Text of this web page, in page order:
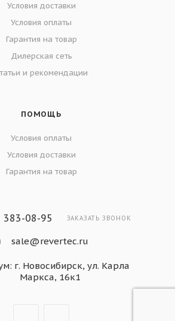
Условия доставки
Условия оплаты
Гарантия на товар
Дилерская сеть
и рекомендации
ПОМОЩЬ
Условия оплаты
Условия доставки
Гарантия на товар
383-08-95 ЗАКАЗАТЬ ЗВОНОК
sale@revertec.ru
г. Новосибирск, ул. Карла
Маркса, 16к1